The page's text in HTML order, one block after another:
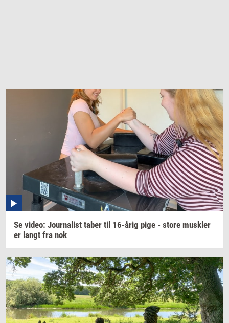
Se video: Jour­na­list taber til 16-årig pige - store mus­k­ler
er langt fra nok